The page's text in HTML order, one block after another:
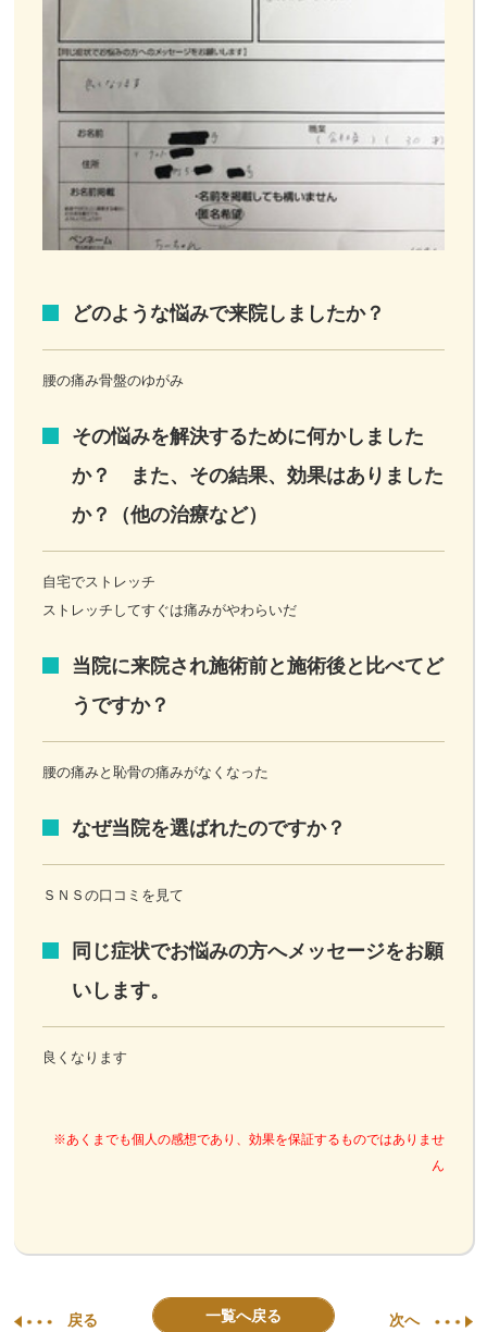
どのような悩みで来院しましたか？
腰の痛み骨盤のゆがみ
その悩みを解決するために何かしました
か？ また、その結果、効果はありました
か？（他の治療など）
自宅でストレッチ
ストレッチしてすぐは痛みがやわらいだ
当院に来院され施術前と施術後と比べてど
うですか？
腰の痛みと恥骨の痛みがなくなった
なぜ当院を選ばれたのですか？
ＳＮＳの口コミを見て
同じ症状でお悩みの方へメッセージをお願
いします。
良くなります
※あくまでも個人の感想であり、効果を保証するものではありませ
ん
戻る 一覧へ戻る 次へ